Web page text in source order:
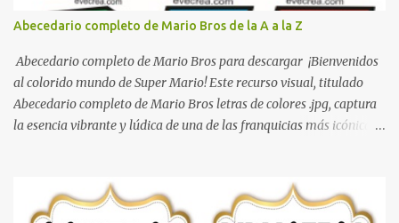
Abecedario completo de Mario Bros de la A a la Z
Abecedario completo de Mario Bros para descargar ¡Bienvenidos
al colorido mundo de Super Mario! Este recurso visual, titulado
Abecedario completo de Mario Bros letras de colores .jpg, captura
la esencia vibrante y lúdica de una de las franquicias más icónicas
tipografía clásica y robusta que los fans han reconocido por
décadas. En esta primera sección, el abecedario nos presenta: